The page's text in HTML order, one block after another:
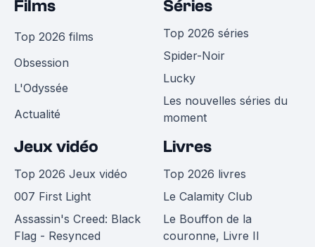
Films
Top 2026 films
Obsession
L'Odyssée
Actualité
Séries
Top 2026 séries
Spider-Noir
Lucky
Les nouvelles séries du
moment
Jeux vidéo
Top 2026 Jeux vidéo
007 First Light
Assassin's Creed: Black
Flag - Resynced
Livres
Top 2026 livres
Le Calamity Club
Le Bouffon de la
couronne, Livre II